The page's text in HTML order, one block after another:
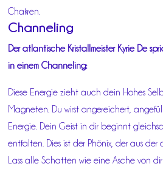
Chakren.
Channeling
Der atlantische Kristallmeister Kyrie De
in einem Channeling:
Diese Energie zieht auch dein Hohes
Magneten. Du wirst angereichert,
Energie. Dein Geist in dir beginnt
entfalten. Dies ist der Phönix, der aus der
Lass alle Schatten wie eine Asche von